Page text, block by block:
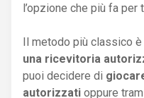
l’opzione che più fa per
Il metodo più classico
una ricevitoria
puoi decidere di
autorizzati oppure